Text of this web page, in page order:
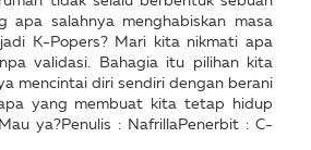
apa salahnya menghabiskan masa
K-Popers? Mari kita nikmati apa
validasi. Bahagia itu pilihan kita
mencintai diri sendiri dengan berani
yang membuat kita tetap hidup
ya?Penulis : NafrillaPenerbit : C-